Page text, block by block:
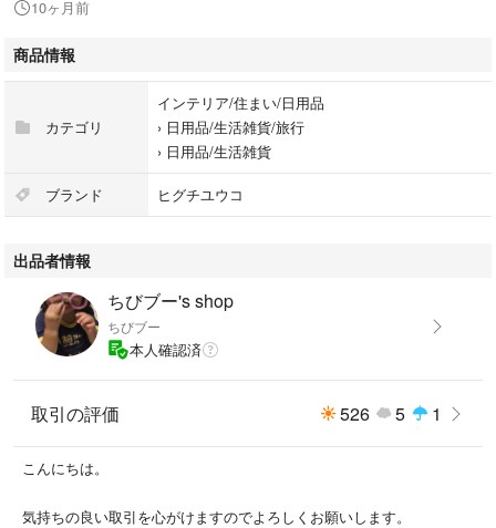
10ヶ月前
商品情報
カテゴリ
インテリア/住まい/日用品
› 日用品/生活雑貨/旅行
› 日用品/生活雑貨
ブランド ヒグチユウコ
出品者情報
ちびブー's shop
ちびブー
本人確認済
取引の評価 526 5 1
こんにちは。
気持ちの良い取引を心がけますのでよろしくお願いします。